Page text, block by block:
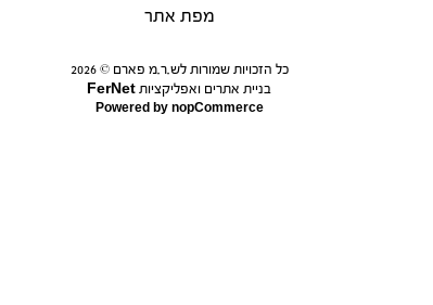
מפת אתר
כל הזכויות שמורות לש.ר.מ פארם © 2026
בניית אתרים ואפליקציות FerNet
Powered bynopCommerce